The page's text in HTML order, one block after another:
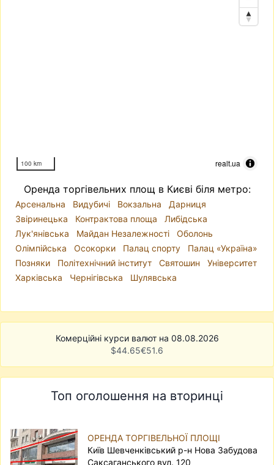
100 km realt.ua
Оренда торгівельних площ в Києві біля метро:
Арсенальна Видубичі Вокзальна
Дарниця
Звіринецька
Контрактова площа
Либідська
Лук'янівська
Майдан Незалежності
Оболонь
Олімпійська
Осокорки Палац спорту
Палац «Україна»
Позняки
Політехнічний інститут Святошин
Університет
Харківська
Чернігівська Шулявська
Комерційні курси валют на 08.08.2026
$44.65€51.6
Топ оголошення на вторинці
ОРЕНДА ТОРГІВЕЛЬНОЇ ПЛОЩІ
Київ Шевченківський р-н Нова Забудова
Саксаганського вул. 120